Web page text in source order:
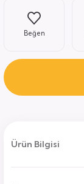
Ürün Bilgisi